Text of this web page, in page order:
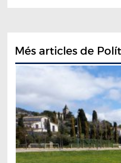
Més articles de